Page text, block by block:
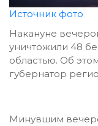
Источник фото
Накануне
уничтожили 48
областью. Об
губернатор
Минувшим